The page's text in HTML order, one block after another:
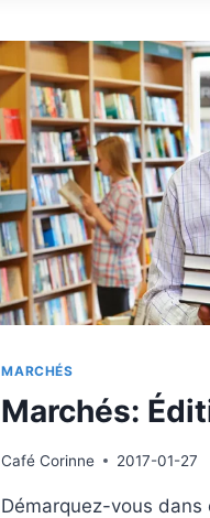
TURCS
DE
ET
DU
PACKAGING
MARCHÉS
Marchés:
Café Corinne 2017-01-27
Démarquez-vous dans